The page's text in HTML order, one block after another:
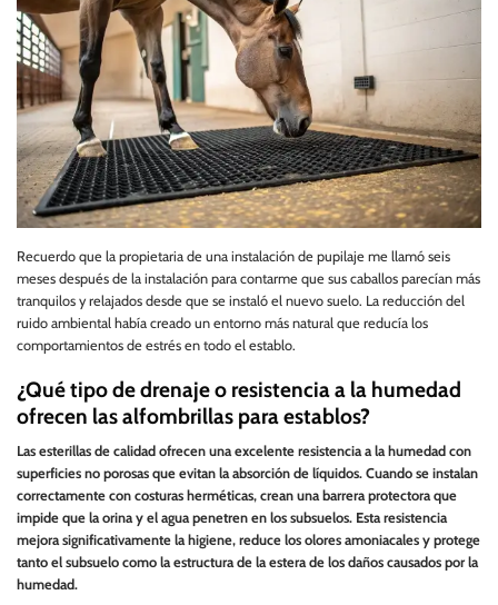
Recuerdo que la propietaria de una instalación de pupilaje me llamó seis
meses después de la instalación para contarme que sus caballos parecían más
tranquilos y relajados desde que se instaló el nuevo suelo. La reducción del
ruido ambiental había creado un entorno más natural que reducía los
comportamientos de estrés en todo el establo.
¿Qué tipo de drenaje o resistencia a la humedad
ofrecen las alfombrillas para establos?
Las esterillas de calidad ofrecen una excelente resistencia a la humedad con
superficies no porosas que evitan la absorción de líquidos. Cuando se instalan
correctamente con costuras herméticas, crean una barrera protectora que
impide que la orina y el agua penetren en los subsuelos. Esta resistencia
mejora significativamente la higiene, reduce los olores amoniacales y protege
tanto el subsuelo como la estructura de la estera de los daños causados por la
humedad.